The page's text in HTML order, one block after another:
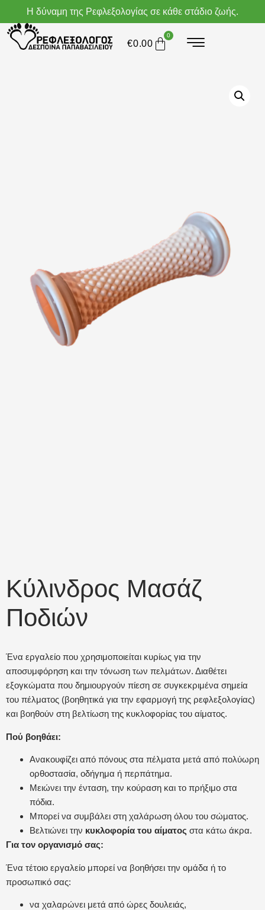
Η δύναμη της Ρεφλεξολογίας σε κάθε στάδιο ζωής.
€0.00
0
Κύλινδρος Μασάζ
Ποδιών
Ένα εργαλείο που χρησιμοποιείται κυρίως για την
αποσυμφόρηση και την τόνωση των πελμάτων. Διαθέτει
εξογκώματα που δημιουργούν πίεση σε συγκεκριμένα σημεία
του πέλματος (βοηθητικά για την εφαρμογή της ρεφλεξολογίας)
και βοηθούν στη βελτίωση της κυκλοφορίας του αίματος.
Πού βοηθάει:
Ανακουφίζει από πόνους στα πέλματα μετά από πολύωρη
ορθοστασία, οδήγημα ή περπάτημα.
Μειώνει την ένταση, την κούραση και το πρήξιμο στα
πόδια.
Μπορεί να συμβάλει στη χαλάρωση όλου του σώματος.
Βελτιώνει την κυκλοφορία του αίματος στα κάτω άκρα.
Για τον οργανισμό σας:
Ένα τέτοιο εργαλείο μπορεί να βοηθήσει την ομάδα ή το
προσωπικό σας:
να χαλαρώνει μετά από ώρες δουλειάς,